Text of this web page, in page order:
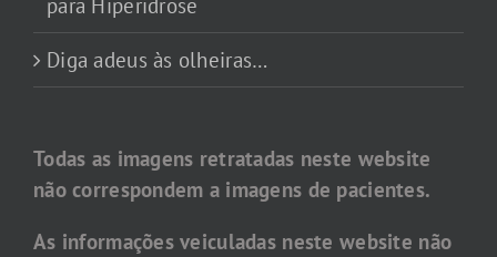
para Hiperidrose
Diga adeus às olheiras…
Todas as imagens retratadas neste website
não correspondem a imagens de pacientes.
As informações veiculadas neste website não